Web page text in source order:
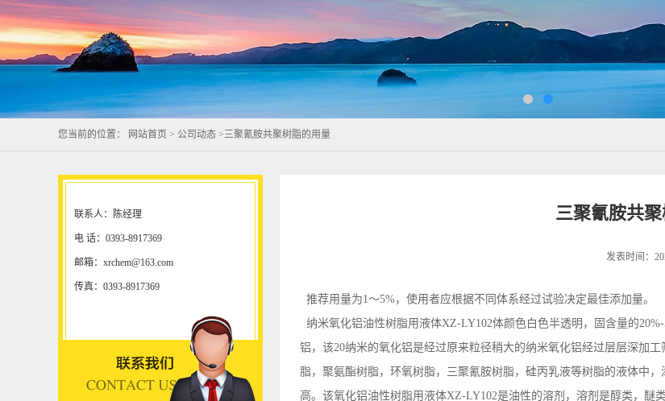
您当前的位置： 网站首页 > 公司动态 >三聚氰胺共聚树脂的用量
联系人：陈经理
电 话：0393-8917369
邮箱：xrchem@163.com
传真：0393-8917369
三聚氰胺共
发表时间：
推荐用量为1～5%，使用者应根据不同体系经过试验决定最佳添加量。
纳米氧化铝油性树脂用液体XZ-LY102体颜色白色半透明，固含量的
铝，该20纳米的氧化铝是经过原来粒径稍大的纳米氧化铝经过层层深加
脂，聚氨酯树脂，环氧树脂，三聚氰胺树脂，硅丙乳液等树脂的液体中
高。该氧化铝油性树脂用液体XZ-LY102是油性的溶剂，溶剂是醇类，醚